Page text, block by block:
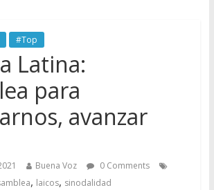
#Top
Latina:
para
avanzar
Buena Voz
0 Comments
, laicos, sinodalidad